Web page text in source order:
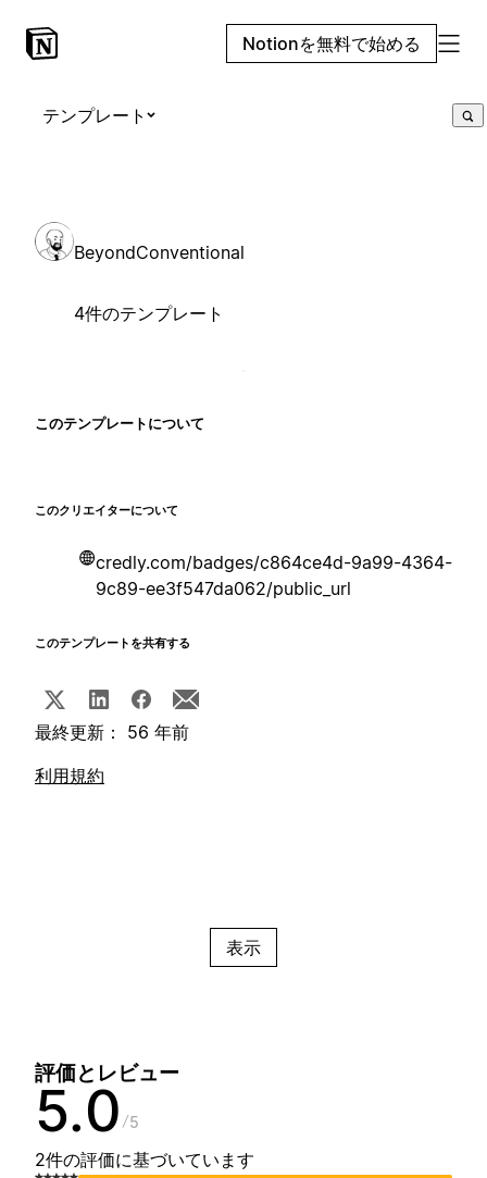
Notionを無料で始める
テンプレート
BeyondConventional
4件のテンプレート
このテンプレートについて
このクリエイターについて
credly.com/badges/c864ce4d-9a99-4364-
9c89-ee3f547da062/public_url
このテンプレートを共有する
最終更新： 56 年前
利用規約
表示
評価とレビュー
5.0 5
2件の評価に基づいています